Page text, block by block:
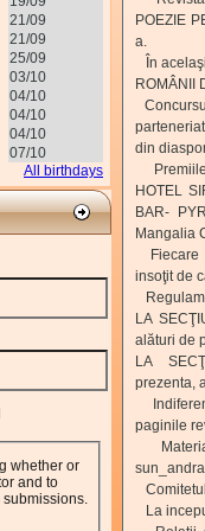
21/09
21/09
25/09
03/10
04/10
04/10
04/10
07/10
All birthdays
whether or
and to
POEZIE
a.
În
ROMÂNII
din
Premiile
HOTEL
BAR-
Mangalia
Fiecare
insoţit de
LA
alături de
LA
prezenta,
paginile
La